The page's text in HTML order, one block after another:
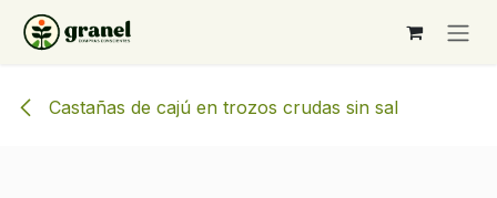
Ir al contenido
Castañas de cajú en trozos crudas sin sal